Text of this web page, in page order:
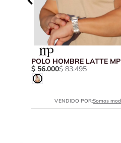
POLO HOMBRE LATTE
$ 56.000$ 83.495
VENDIDO POR:Somos